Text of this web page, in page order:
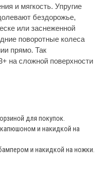
и мягкость. Упругие
бездорожье,
или заснеженной
поворотные колеса
прямо. Так
на сложной поверхности
для покупок.
и накидкой на
и накидкой на ножки.